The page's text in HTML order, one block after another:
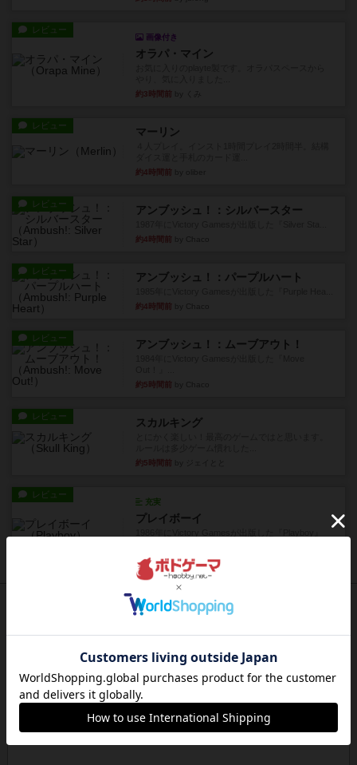
レビュー
画像付き
オラパ・マイン
約3時間前
レビュー マーリン
約4時間前
レビュー アンブッシュ！：シルバースター
約4時間前
レビュー アンブッシュ！：パープルハート
約4時間前
レビュー アンブッシュ！：ムーブアウト！
約5時間前
レビュー スカルキング
約5時間前
レビュー
充実
プレイボーイ
約5時間前by Chaco